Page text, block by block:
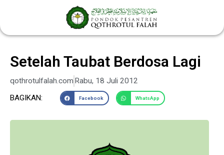
konten
Setelah Taubat Berdosa Lagi
qothrotulfalah.com Rabu, 18 Juli 2012
BAGIKAN:
Facebook WhatsApp